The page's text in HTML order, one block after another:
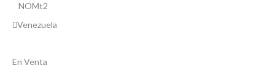
NOMt2
Venezuela
En Venta